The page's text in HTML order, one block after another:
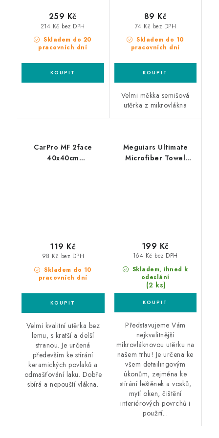
Skladem do 20
pracovních dní
214 Kč bez DPH
259 Kč
Skladem do 10
pracovních dní
74 Kč bez DPH
89 Kč
Velmi měkka semišová
utěrka z mikrovlákna
CarPro MF 2face
40x40cm
Skladem do 10
pracovních dní
98 Kč bez DPH
119 Kč
Velmi kvalitní utěrka bez
lemu, s kratší a delší
stranou. Je určená
především ke stírání
keramických povlaků a
odmašťování laku. Dobře
sbírá a nepouští vlákna.
Meguiars Ultimate
Microfiber Towel
Skladem, ihned k
odeslání
(2 ks)
164 Kč bez DPH
199 Kč
Představujeme Vám
nejkvalitnější
mikrovláknovou utěrku na
našem trhu! Je určena ke
všem detailingovým
úkonům, zejména ke
stírání leštěnek a vosků,
mytí oken, čištění
interiérových povrchů i
použití...